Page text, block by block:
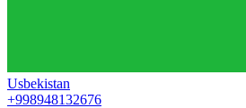
Usbekistan
+998948132676